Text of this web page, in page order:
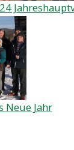
Neue Jahr